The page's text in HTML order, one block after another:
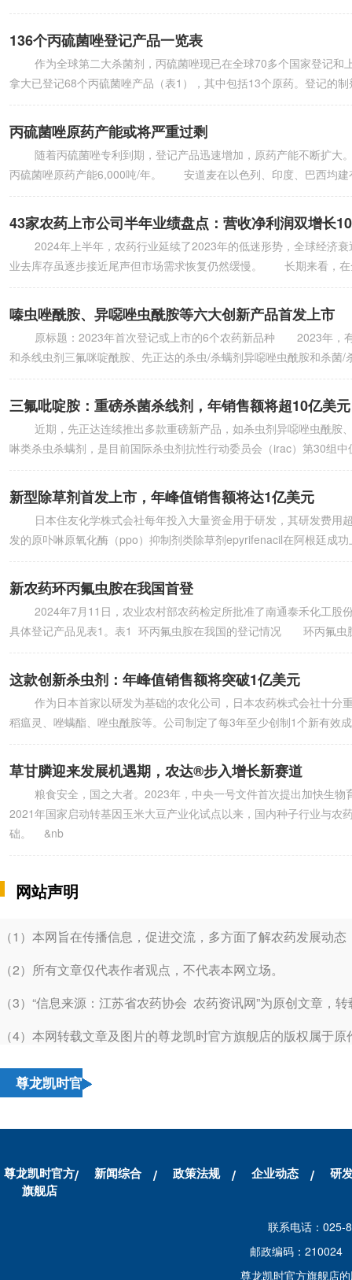
136个丙硫菌唑登记产品一览表
作为全球第二大杀菌剂，丙硫菌唑现已在全球70多个国家登记和
拿大已登记68个丙硫菌唑产品（表1），其中包括13个原药。登记的
丙硫菌唑原药产能或将严重过剩
随着丙硫菌唑专利到期，登记产品迅速增加，原药产能不断扩大
丙硫菌唑原药产能6,000吨/年。 安道麦在以色列、印度、巴西均建
43家农药上市公司半年业绩盘点：营收净利润双增长
2024年上半年，农药行业延续了2023年的低迷形势，全球经济衰
业去库存虽逐步接近尾声但市场需求恢复仍然缓慢。 长期来看，在
嗪虫唑酰胺、异噁唑虫酰胺等六大创新产品首发上市
原标题：2023年首次登记或上市的6个农药新品种 2023年，有
和杀线虫剂三氟咪啶酰胺、先正达的杀虫/杀螨剂异噁唑虫酰胺和杀
三氟吡啶胺：重磅杀菌杀线剂，年销售额将超10亿美元
近期，先正达连续推出多款重磅新产品，如杀虫剂异噁唑虫酰胺
啉类杀虫杀螨剂，是目前国际杀虫剂抗性行动委员会（irac）第30组
新型除草剂首发上市，年峰值销售额将达1亿美元
日本住友化学株式会社每年投入大量资金用于研发，其研发费用
发的原卟啉原氧化酶（ppo）抑制剂类除草剂epyrifenacil在阿根廷成
新农药环丙氟虫胺在我国首登
2024年7月11日，农业农村部农药检定所批准了南通泰禾化工股
具体登记产品见表1。表1 环丙氟虫胺在我国的登记情况 环丙氟虫
这款创新杀虫剂：年峰值销售额将突破1亿美元
作为日本首家以研发为基础的农化公司，日本农药株式会社十分
稻瘟灵、唑螨酯、唑虫酰胺等。公司制定了每3年至少创制1个新有
草甘膦迎来发展机遇期，农达®步入增长新赛道
粮食安全，国之大者。2023年，中央一号文件首次提出加快生物
2021年国家启动转基因玉米大豆产业化试点以来，国内种子行业与
础。 &nb
网站声明
（1）本网旨在传播信息，促进交流，多方面了解农药发展动
（2）所有文章仅代表作者观点，不代表本网立场。
（3）“信息来源：江苏省农药协会 农药资讯网”为原创文章，
（4）本网转载文章及图片的尊龙凯时官方旗舰店的版权属于
尊龙凯时官
尊龙凯时官方
旗舰店
新闻综合 政策法规 企业动态 研
联系电话：025-
邮政编码：210024
尊龙凯时官方旗舰店